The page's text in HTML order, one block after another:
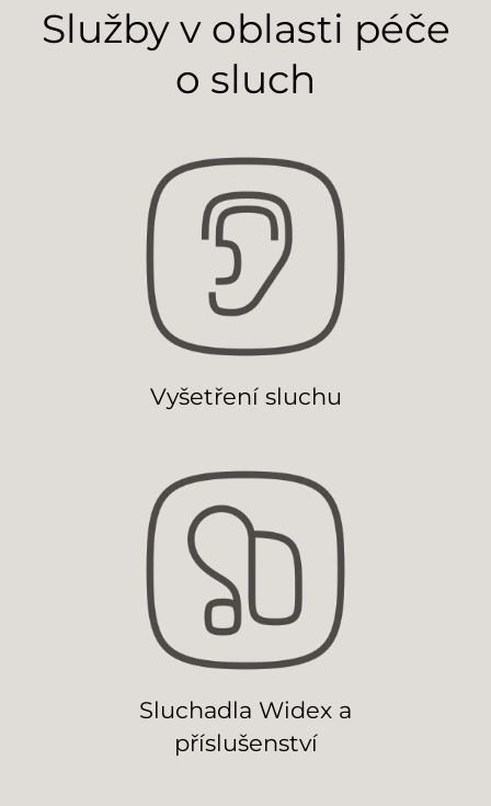
Služby v oblasti péče
o sluch
Vyšetření sluchu
Sluchadla Widex a
příslušenství